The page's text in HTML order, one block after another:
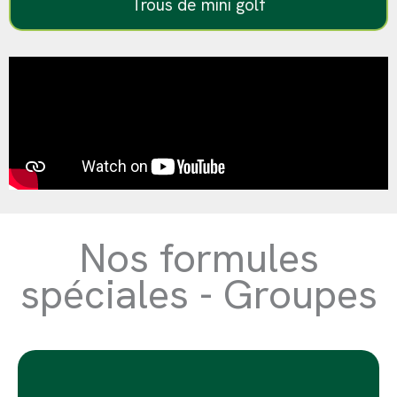
Trous de mini golf
Nos formules
spéciales - Groupes